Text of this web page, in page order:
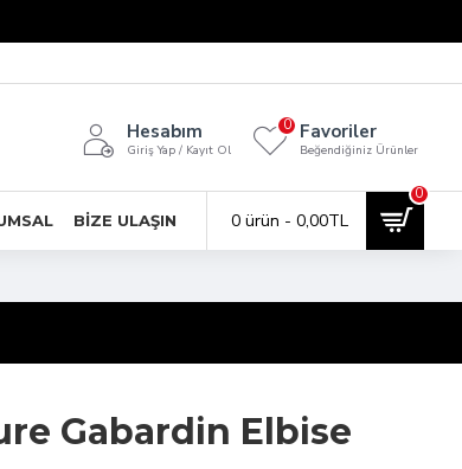
Hesabım
Giriş Yap / Kayıt Ol
Favoriler
Beğendiğiniz Ürünler
0
BIZE ULAŞIN 0 ürün - 0,00TL
0
Gabardin Elbise